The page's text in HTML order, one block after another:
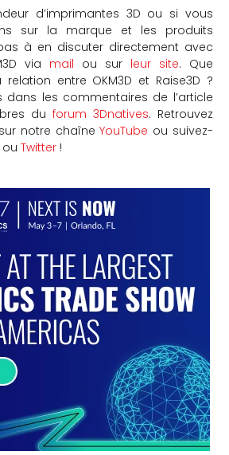
d’imprimantes 3D ou si vous
sur la marque et les produits
pas à en discuter directement avec
via mail ou sur leur site. Que
entre OKM3D et Raise3D ?
dans les commentaires de l’article
du forum 3Dnatives. Retrouvez
notre chaîneYouTube ou suivez-
Twitter!